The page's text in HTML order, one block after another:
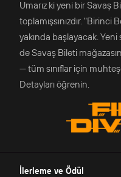
Umarız ki yeni bir Savaş
toplamışsınızdır.
yakında başlayacak.
de Savaş Bileti
— tüm sınıflar için
Detayları öğrenin.
İlerleme ve Ödül